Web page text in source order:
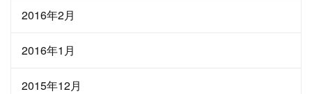
2016年2月
2016年1月
2015年12月